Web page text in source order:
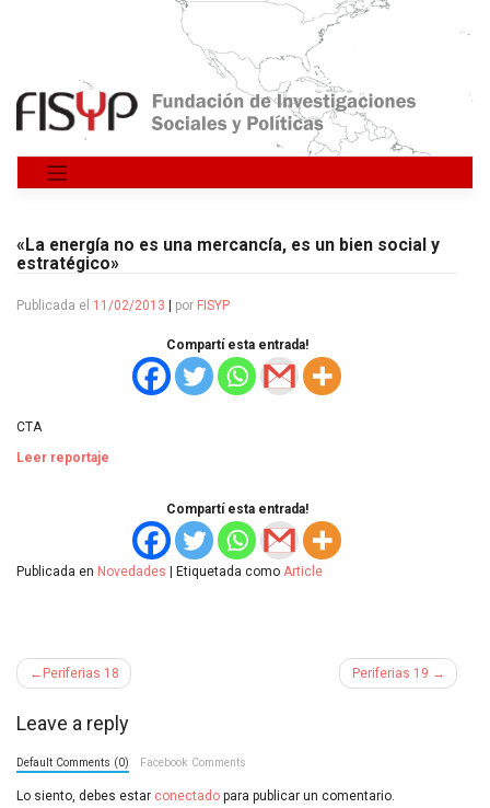
Saltar
«La energía no es una mercancía, es un bien social y
estratégico»
Publicada el 11/02/2013 por FISYP
Compartí esta entrada!
CTA
Leer reportaje
Compartí esta entrada!
Publicada en Novedades | Etiquetada como Article
Navegación
entradas
Periferias 18 Periferias 19
Leave a reply
Default Comments (0) Facebook Comments
Lo siento, debes estar conectado para publicar un comentario.